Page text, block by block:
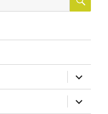
anzeigen
anzeigen